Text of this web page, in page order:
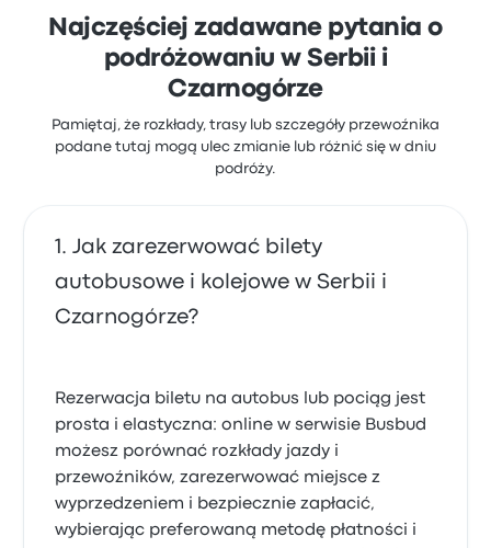
Najczęściej zadawane pytania o
podróżowaniu w Serbii i
Czarnogórze
Pamiętaj, że rozkłady, trasy lub szczegóły przewoźnika
podane tutaj mogą ulec zmianie lub różnić się w dniu
podróży.
Jak zarezerwować bilety
autobusowe i kolejowe w Serbii i
Czarnogórze?
Rezerwacja biletu na autobus lub pociąg jest
prosta i elastyczna: online w serwisie Busbud
możesz porównać rozkłady jazdy i
przewoźników, zarezerwować miejsce z
wyprzedzeniem i bezpiecznie zapłacić,
wybierając preferowaną metodę płatności i